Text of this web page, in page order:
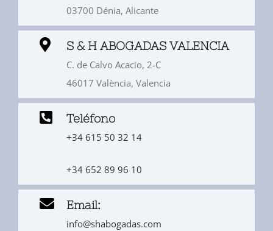
03700 Dénia, Alicante
S & H ABOGADAS VALENCIA
C. de Calvo Acacio, 2-C
46017 València, Valencia
Teléfono
+34 615 50 32 14
+34 652 89 96 10
Email:
info@shabogadas.com